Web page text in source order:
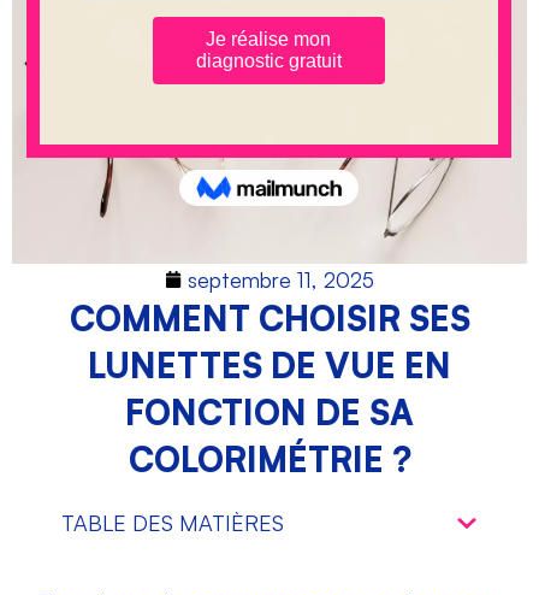
septembre 11, 2025
COMMENT CHOISIR SES
LUNETTES DE VUE EN
FONCTION DE SA
COLORIMÉTRIE ?
TABLE DES MATIÈRES